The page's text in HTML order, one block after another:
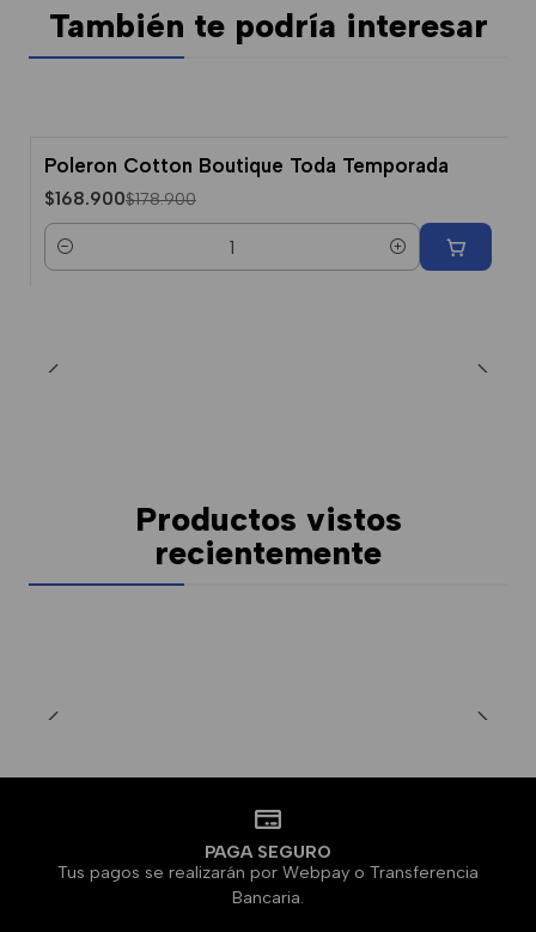
También te podría interesar
-6% Dcto.
Poleron Cotton Boutique Toda Temporada
$168.900$178.900
Cantidad
Productos vistos
recientemente
PAGA SEGURO
Tus pagos se realizarán por Webpay o Transferencia
Bancaria.